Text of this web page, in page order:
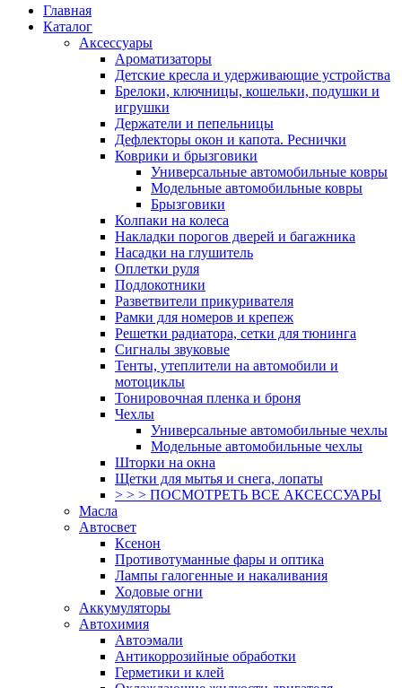
Главная
Каталог
Аксессуары
Ароматизаторы
Детские кресла и удерживающие устройства
Брелоки, ключницы, кошельки, подушки и
игрушки
Держатели и пепельницы
Дефлекторы окон и капота. Реснички
Коврики и брызговики
Универсальные автомобильные ковры
Модельные автомобильные ковры
Брызговики
Колпаки на колеса
Накладки порогов дверей и багажника
Насадки на глушитель
Оплетки руля
Подлокотники
Разветвители прикуривателя
Рамки для номеров и крепеж
Решетки радиатора, сетки для тюнинга
Сигналы звуковые
Тенты, утеплители на автомобили и
мотоциклы
Тонировочная пленка и броня
Чехлы
Универсальные автомобильные чехлы
Модельные автомобильные чехлы
Шторки на окна
Щетки для мытья и снега, лопаты
> > > ПОСМОТРЕТЬ ВСЕ АКСЕССУАРЫ
Масла
Автосвет
Ксенон
Противотуманные фары и оптика
Лампы галогенные и накаливания
Ходовые огни
Аккумуляторы
Автохимия
Автоэмали
Антикоррозийные обработки
Герметики и клей